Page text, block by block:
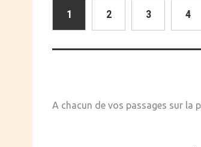
1 2 3 4
A chacun de vos passages sur la